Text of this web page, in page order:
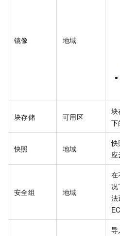
镜像 地域
块存储 可用区
块
下
快照 地域
快
应
安全组 地域
在
况
法
导